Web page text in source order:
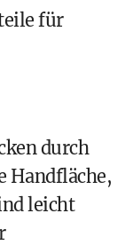
für
durch
Handfläche,
leicht